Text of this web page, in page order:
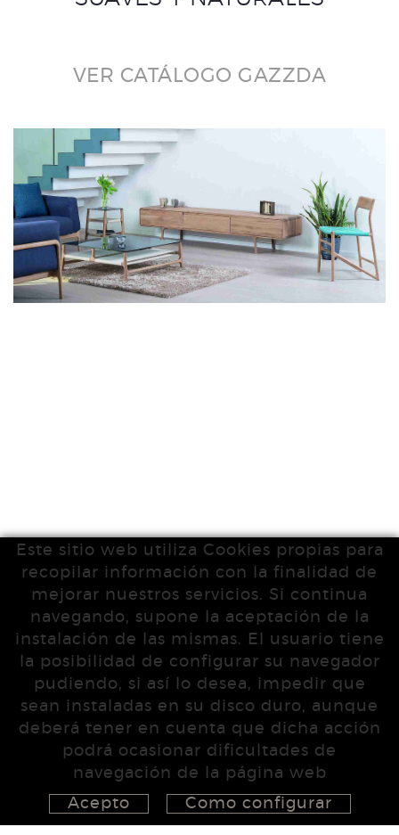
VER CATÁLOGO GAZZDA
Este sitio web utiliza Cookies propias para
recopilar información con la finalidad de
mejorar nuestros servicios. Si continua
navegando, supone la aceptación de la
instalación de las mismas. El usuario tiene
la posibilidad de configurar su navegador
pudiendo, si así lo desea, impedir que
sean instaladas en su disco duro, aunque
deberá tener en cuenta que dicha acción
podrá ocasionar dificultades de
navegación de la página web
Acepto
Como configurar